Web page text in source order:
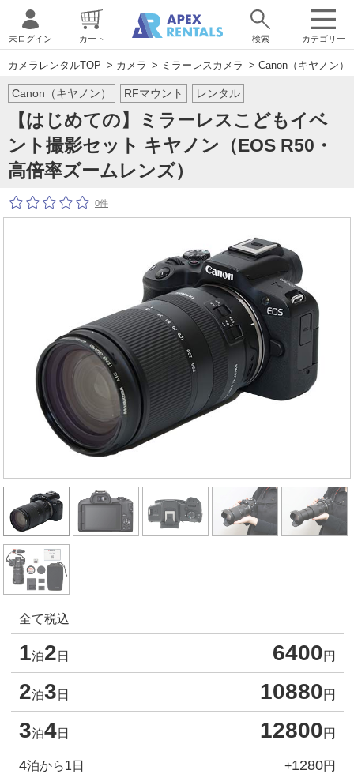
カテゴリー
未ログイン カート 検索
カメラレンタルTOP > カメラ > ミラーレスカメラ > Canon（キヤノン）
Canon（キヤノン）
【はじめての】ミラーレスこどもイベ
ント撮影セット キヤノン（EOS R50・
高倍率ズームレンズ）
RFマウント レンタル
0件
全て税込
1泊2 日 6400円
2泊3 日 10880円
3泊4日 12800円
4泊から1日 +1280円